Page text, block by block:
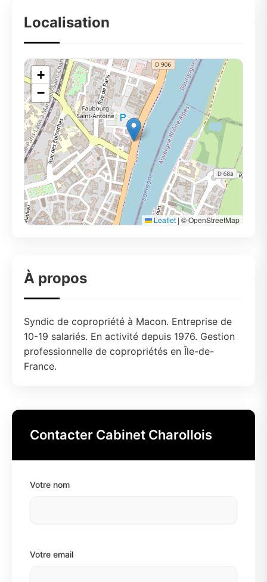
Localisation
+
−
Leaflet | © OpenStreetMap
À propos
Syndic de copropriété à Macon. Entreprise de
10-19 salariés. En activité depuis 1976. Gestion
professionnelle de copropriétés en Île-de-
France.
Contacter Cabinet Charollois
Votre nom
Votre email